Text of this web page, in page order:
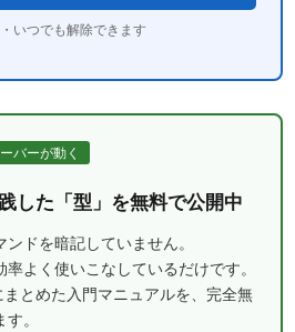
いつでも解除できます
バーが動く
した「型」を無料で公開中
ドを暗記していません。
率よく使いこなしているだけです。
とめた入門マニュアルを、完全無
。